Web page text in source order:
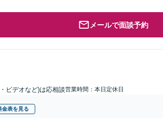
メールで面談予約
ビデオなど)は応相談営業時間：本日定休日
金表を見る